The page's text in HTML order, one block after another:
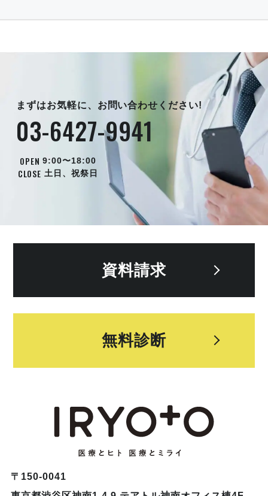
まずはお気軽に、お問い合わせください!
03-6427-9941
OPEN 9:00〜18:00
CLOSE 土日、祝祭日
資料請求
無料診断
〒150-0041